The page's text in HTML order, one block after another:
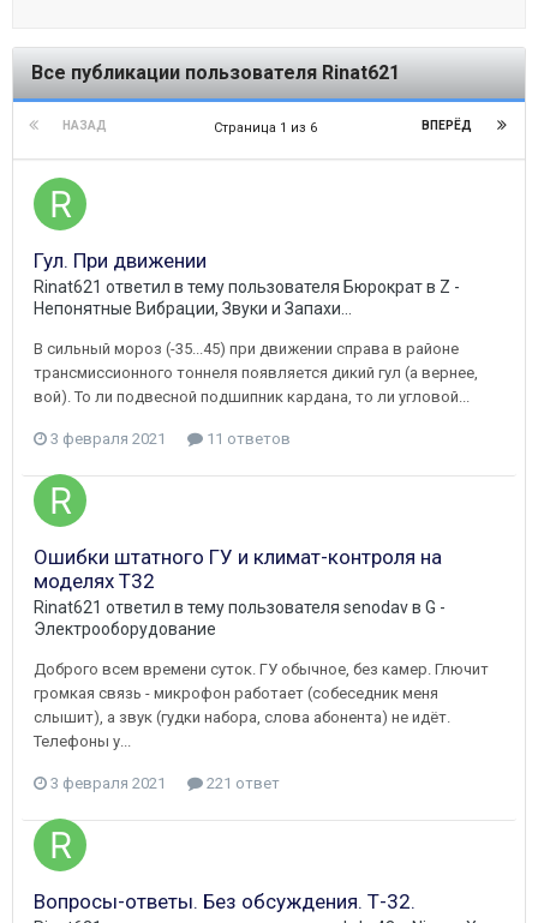
Все публикации пользователя Rinat621
НАЗАД ВПЕРЁД
Страница 1 из 6
Гул. При движении
Rinat621 ответил в тему пользователя Бюрократв Z -
Непонятные Вибрации, Звуки и Запахи...
В сильный мороз (-35...45) при движении справа в районе
трансмиссионного тоннеля появляется дикий гул (а вернее,
вой). То ли подвесной подшипник кардана, то ли угловой...
3 февраля 2021 11 ответов
Ошибки штатного ГУ и климат-контроля на
моделях T32
Rinat621 ответил в тему пользователя senodavв G -
Электрооборудование
Доброго всем времени суток. ГУ обычное, без камер. Глючит
громкая связь - микрофон работает (собеседник меня
слышит), а звук (гудки набора, слова абонента) не идёт.
Телефоны у...
3 февраля 2021 221 ответ
Вопросы-ответы. Без обсуждения. Т-32.